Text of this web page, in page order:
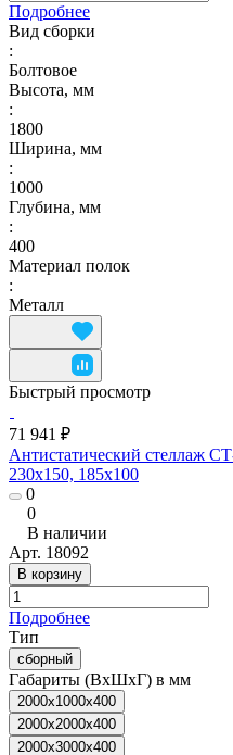
Подробнее
Вид сборки
:
Болтовое
Высота, мм
:
1800
Ширина, мм
:
1000
Глубина, мм
:
400
Материал полок
:
Металл
Быстрый просмотр
71 941 ₽
Антистатический стеллаж
230x150, 185x100
0
0
В наличии
Арт. 18092
В корзину
Подробнее
Тип
сборный
Габариты (ВхШхГ) в мм
2000x1000x400
2000x2000x400
2000x3000x400